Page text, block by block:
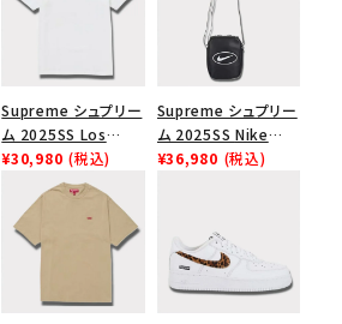
Supreme シュプリー
ム 2025SS Los
Angeles Fire Relief
Box Logo Tee ファ
イヤーリリーフボック
スロゴTシャツ ホワ
イト 白
¥30,980 (税込)
Supreme シュプリー
ム 2025SS Nike
Leather Shoulder
¥36,980 (税込)